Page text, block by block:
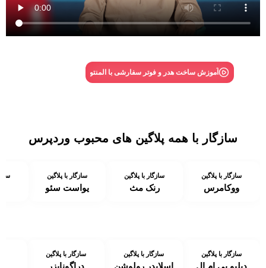
آموزش ساخت هدر و فوتر سفارشی با المنتور و ...
سازگار با همه پلاگین های محبوب وردپرس
سازگار با پلاگین
ووکامرس
سازگار با پلاگین
رنک مث
سازگار با پلاگین
یواست سئو
سازگار با پلاگین
دبلیو پی ام ال
سازگار با پلاگین
اسلایدر رولوشن
سازگار با پلاگین
دراگونایزر